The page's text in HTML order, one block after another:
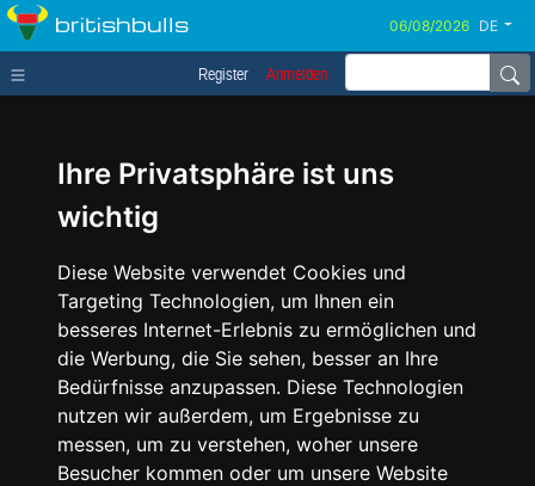
Ihre Privatsphäre ist uns
wichtig
Diese Website verwendet Cookies und
Targeting Technologien, um Ihnen ein
besseres Internet-Erlebnis zu ermöglichen und
die Werbung, die Sie sehen, besser an Ihre
Bedürfnisse anzupassen. Diese Technologien
nutzen wir außerdem, um Ergebnisse zu
messen, um zu verstehen, woher unsere
Besucher kommen oder um unsere Website
britishbulls DE
Register Anmelden